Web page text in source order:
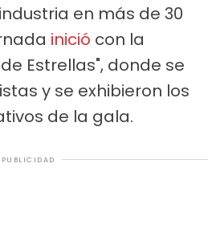
en más de 30
inició con la
Estrellas", donde se
y se exhibieron los
de la gala.
PUBLICIDAD